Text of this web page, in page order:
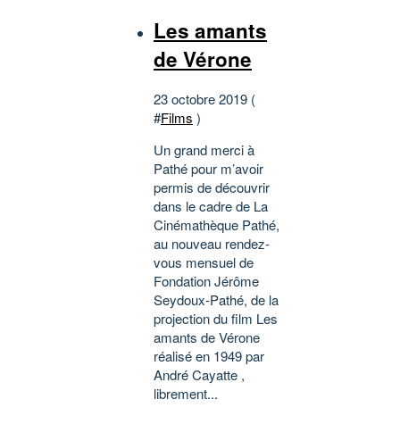
Les amants
de Vérone
23 octobre 2019 (
#Films )
Un grand merci à
Pathé pour m’avoir
permis de découvrir
dans le cadre de La
Cinémathèque Pathé,
au nouveau rendez-
vous mensuel de
Fondation Jérôme
Seydoux-Pathé, de la
projection du film Les
amants de Vérone
réalisé en 1949 par
André Cayatte ,
librement...